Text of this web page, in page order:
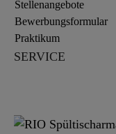
Stellenangebote
Bewerbungsformular
Praktikum
SERVICE